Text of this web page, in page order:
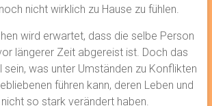
nicht wirklich zu Hause zu fühlen.
wird erwartet, dass die selbe Person
längerer Zeit abgereist ist. Doch das
sein, was unter Umständen zu Konflikten
führen kann, deren Leben und
so stark verändert haben.